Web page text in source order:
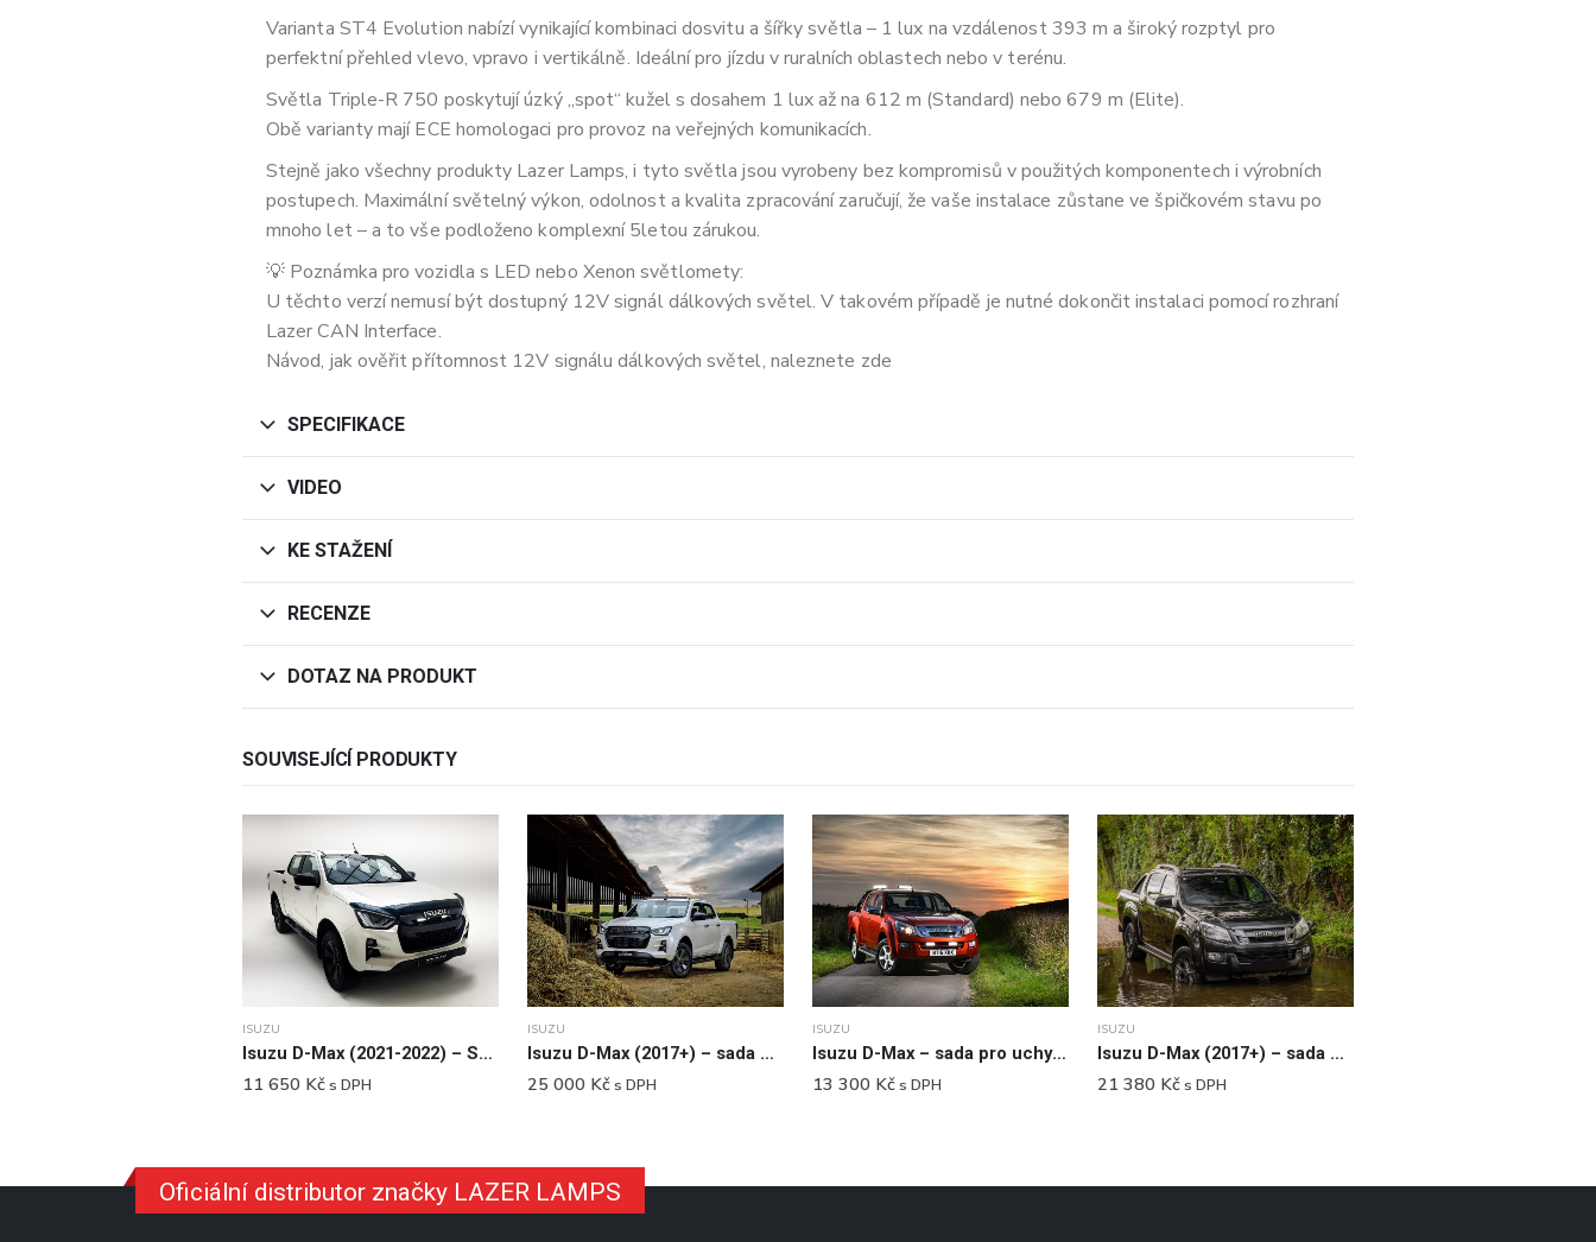
Varianta ST4 Evolution nabízí vynikající kombinaci dosvitu a šířky světla – 1 lux na vzdálenost 393 m a široký rozptyl pro
perfektní přehled vlevo, vpravo i vertikálně. Ideální pro jízdu v ruralních oblastech nebo v terénu.
Světla Triple-R 750 poskytují úzký „spot“ kužel s dosahem 1 lux až na 612 m (Standard) nebo 679 m (Elite).
Obě varianty mají ECE homologaci pro provoz na veřejných komunikacích.
Stejně jako všechny produkty Lazer Lamps, i tyto světla jsou vyrobeny bez kompromisů v použitých komponentech i výrobních
postupech. Maximální světelný výkon, odolnost a kvalita zpracování zaručují, že vaše instalace zůstane ve špičkovém stavu po
mnoho let – a to vše podloženo komplexní 5letou zárukou.
💡 Poznámka pro vozidla s LED nebo Xenon světlomety:
U těchto verzí nemusí být dostupný 12V signál dálkových světel. V takovém případě je nutné dokončit instalaci pomocí rozhraní
Lazer CAN Interface.
Návod, jak ověřit přítomnost 12V signálu dálkových světel, naleznete zde
SPECIFIKACE
VIDEO
KE STAŽENÍ
RECENZE
DOTAZ NA PRODUKT
SOUVISEJÍCÍ PRODUKTY
ISUZU
Isuzu D-Max (2021-2022) – Sada pro osvětlení do nárazníku
11 650 Kčs DPH
ISUZU
Isuzu D-Max (2017+) – sada pro střešní uchycení světlometů
25 000 Kčs DPH
ISUZU
Isuzu D-Max – sada pro uchycení světlometů na SPORT BAR
13 300 Kčs DPH
ISUZU
Isuzu D-Max (2017+) – sada pro střešní uchycení světlometů (s hagusy)
21 380 Kčs DPH
Oficiální distributor značky LAZER LAMPS